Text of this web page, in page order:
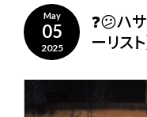
May
05
2025
❓😕ハ
ーリス